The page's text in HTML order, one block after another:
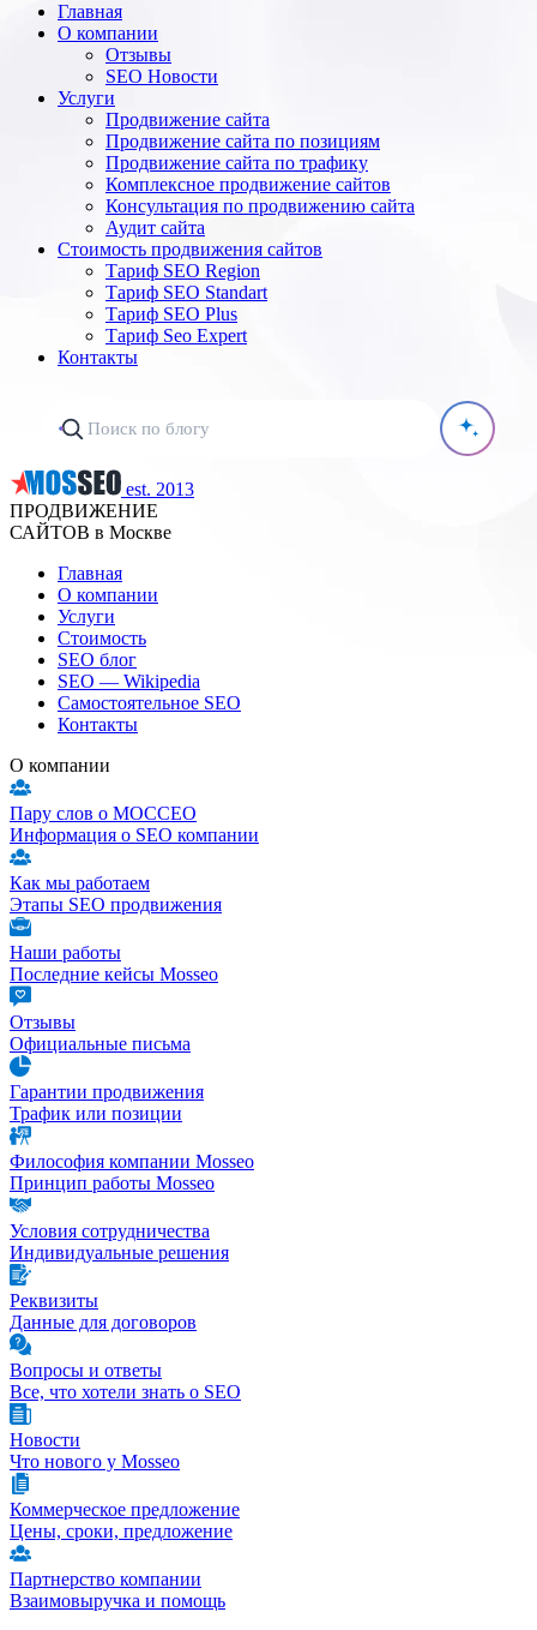
Главная
О компании
Отзывы
SEO Новости
Услуги
Продвижение сайта
Продвижение сайта по позициям
Продвижение сайта по трафику
Комплексное продвижение сайтов
Консультация по продвижению сайта
Аудит сайта
Стоимость продвижения сайтов
Тариф SEO Region
Тариф SEO Standart
Тариф SEO Plus
Тариф Seo Expert
Контакты
est. 2013
ПРОДВИЖЕНИЕ
САЙТОВ в Москве
Главная
О компании
Услуги
Стоимость
SEO блог
SEO — Wikipedia
Самостоятельное SEO
Контакты
О компании
Пару слов о МОССЕО
Информация о SEO компании
Как мы работаем
Этапы SEO продвижения
Наши работы
Последние кейсы Mosseo
Отзывы
Официальные письма
Гарантии продвижения
Трафик или позиции
Философия компании Mosseo
Принцип работы Mosseo
Условия сотрудничества
Индивидуальные решения
Реквизиты
Данные для договоров
Вопросы и ответы
Все, что хотели знать о SEO
Новости
Что нового у Mosseo
Коммерческое предложение
Цены, сроки, предложение
Партнерство компании
Взаимовыручка и помощь